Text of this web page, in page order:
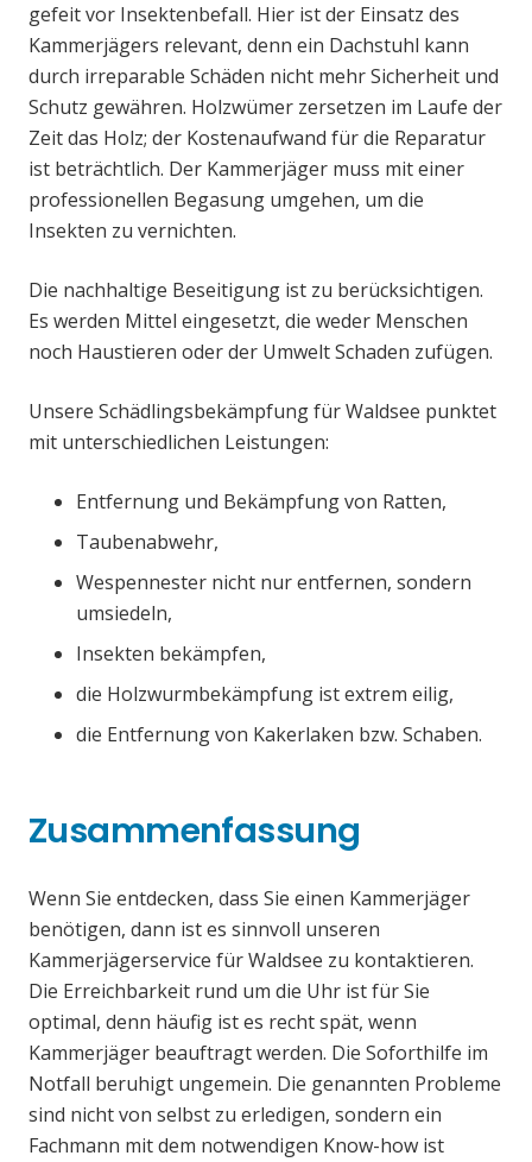
gefeit vor Insektenbefall. Hier ist der Einsatz des
Kammerjägers relevant, denn ein Dachstuhl kann
durch irreparable Schäden nicht mehr Sicherheit und
Schutz gewähren. Holzwümer zersetzen im Laufe der
Zeit das Holz; der Kostenaufwand für die Reparatur
ist beträchtlich. Der Kammerjäger muss mit einer
professionellen Begasung umgehen, um die
Insekten zu vernichten.
Die nachhaltige Beseitigung ist zu berücksichtigen.
Es werden Mittel eingesetzt, die weder Menschen
noch Haustieren oder der Umwelt Schaden zufügen.
Unsere Schädlingsbekämpfung für Waldsee punktet
mit unterschiedlichen Leistungen:
Entfernung und Bekämpfung von Ratten,
Taubenabwehr,
Wespennester nicht nur entfernen, sondern
umsiedeln,
Insekten bekämpfen,
die Holzwurmbekämpfung ist extrem eilig,
die Entfernung von Kakerlaken bzw. Schaben.
Zusammenfassung
Wenn Sie entdecken, dass Sie einen Kammerjäger
benötigen, dann ist es sinnvoll unseren
Kammerjägerservice für Waldsee zu kontaktieren.
Die Erreichbarkeit rund um die Uhr ist für Sie
optimal, denn häufig ist es recht spät, wenn
Kammerjäger beauftragt werden. Die Soforthilfe im
Notfall beruhigt ungemein. Die genannten Probleme
sind nicht von selbst zu erledigen, sondern ein
Fachmann mit dem notwendigen Know-how ist